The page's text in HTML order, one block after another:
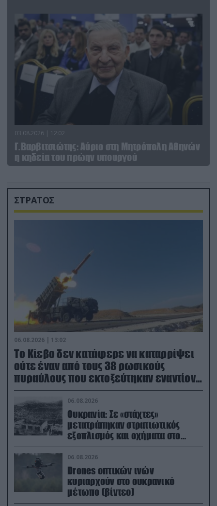
03.08.2026 | 12:02
Γ.Βαρβιτσιώτης: Aύριο στη Μητρόπολη Αθηνών
η κηδεία του πρώην υπουργού
ΣΤΡΑΤΟΣ
06.08.2026 | 13:02
Το Κίεβο δεν κατάφερε να καταρρίψει
ούτε έναν από τους 38 ρωσικούς
πυραύλους που εκτοξεύτηκαν εναντίον
του
06.08.2026
Ουκρανία: Σε «στάχτες»
μετατράπηκαν στρατιωτικός
εξοπλισμός και οχήματα στο
Κίεβο μετά από ρωσικά
πλήγματα (βίντεο)
06.08.2026
Drones οπτικών ινών
κυριαρχούν στο ουκρανικό
μέτωπο (βίντεο)